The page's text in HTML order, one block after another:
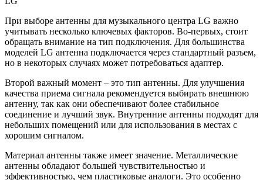
При выборе антенны для музыкального центра LG важно
учитывать несколько ключевых факторов. Во-первых, стоит
обращать внимание на тип подключения. Для большинства
моделей LG антенна подключается через стандартный разъем,
но в некоторых случаях может потребоваться адаптер.
Второй важный момент – это тип антенны. Для улучшения
качества приема сигнала рекомендуется выбирать внешнюю
антенну, так как они обеспечивают более стабильное
соединение и лучший звук. Внутренние антенны подходят для
небольших помещений или для использования в местах с
хорошим сигналом.
Материал антенны также имеет значение. Металлические
антенны обладают большей чувствительностью и
эффективностью, чем пластиковые аналоги. Это особенно